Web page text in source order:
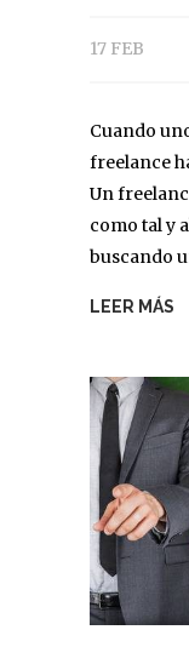
17 FEB
Cuando
freelance
Un
como tal y
buscando
LEER MÁS